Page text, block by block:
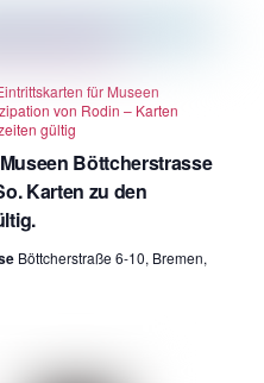
Böttcherstrasse
Karten zu den
für Museen
von Rodin – Karten
gültig
Böttcherstraße 6-10, Bremen,